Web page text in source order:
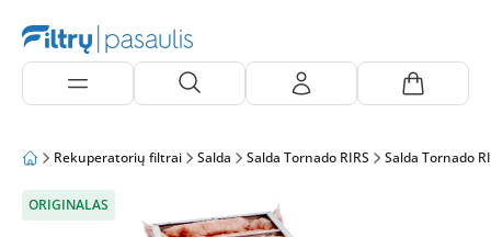
Rekuperatorių filtrai Salda Salda Tornado RIRS Salda Tornado
ORIGINALAS